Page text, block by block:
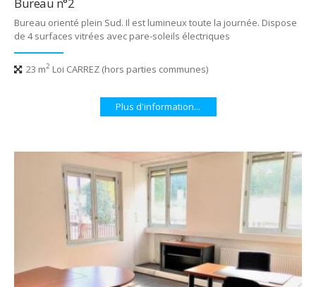
Bureau orienté plein Sud. Il est lumineux toute la journée. Dispose
de 4 surfaces vitrées avec pare-soleils électriques
23 m2 Loi CARREZ (hors parties communes)
Plus d'information...